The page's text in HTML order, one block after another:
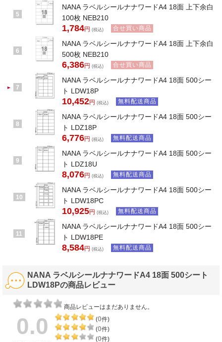
5
NANA ラベルシールナナワードA4 18面 上下余白
100枚 NEB210
1,784円 (税込) 合せ買い商品
6
NANA ラベルシールナナワードA4 18面 上下余白
500枚 NEB210
6,386円 (税込) 合せ買い商品
7
NANA ラベルシールナナワードA4 18面 500シー
ト LDW18P
10,452円 (税込) 無料配送商品
8
NANA ラベルシールナナワードA4 18面 500シー
ト LDZ18P
6,776円 (税込) 無料配送商品
9
NANA ラベルシールナナワードA4 18面 500シー
ト LDZ18U
8,076円 (税込) 無料配送商品
10
NANA ラベルシールナナワードA4 18面 500シー
ト LDW18PC
10,925円 (税込) 無料配送商品
11
NANA ラベルシールナナワードA4 18面 500シー
ト LDW18PE
8,584円 (税込) 無料配送商品
NANA ラベルシールナナワードA4 18面 500シート
LDW18Pの商品レビュー
商品レビューはまだありません。
0.0 (0件)
(0件)
(0件)